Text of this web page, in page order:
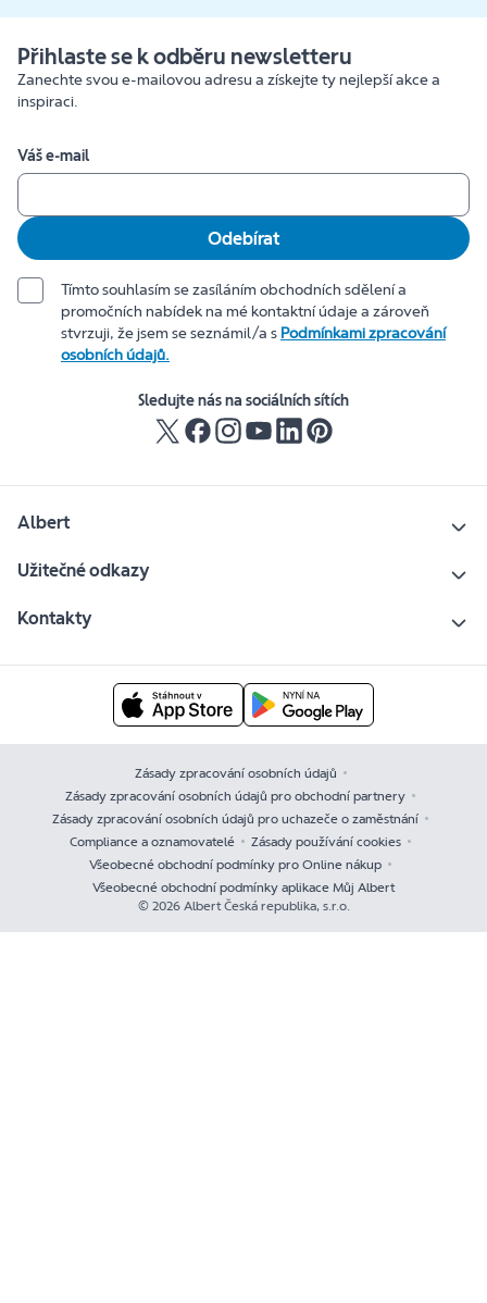
Přihlaste se k odběru newsletteru
Zanechte svou e-mailovou adresu a získejte ty nejlepší akce a
inspiraci.
Váš e-mail
Odebírat
Tímto souhlasím se zasíláním obchodních sdělení a
promočních nabídek na mé kontaktní údaje a zároveň
stvrzuji, že jsem se seznámil/a s Podmínkami zpracování
osobních údajů.
Sledujte nás na sociálních sítích
Albert
Užitečné odkazy
Kontakty
Zásady zpracování osobních údajů
Zásady zpracování osobních údajů pro obchodní partnery
Zásady zpracování osobních údajů pro uchazeče o zaměstnání
Compliance a oznamovatelé
Zásady používání cookies
Všeobecné obchodní podmínky pro Online nákup
Všeobecné obchodní podmínky aplikace Můj Albert
© 2026 Albert Česká republika, s.r.o.